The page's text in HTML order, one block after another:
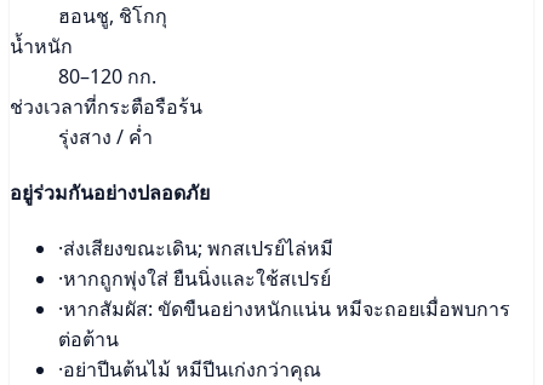
ฮอนชู, ชิโกกุ
น้ำหนัก
80–120 กก.
ช่วงเวลาที่กระตือรือร้น
รุ่งสาง / ค่ำ
อยู่ร่วมกันอย่างปลอดภัย
·ส่งเสียงขณะเดิน; พกสเปรย์ไล่หมี
·หากถูกพุ่งใส่ ยืนนิ่งและใช้สเปรย์
·หากสัมผัส: ขัดขืนอย่างหนักแน่น หมีจะถอยเมื่อพบการ
ต่อต้าน
·อย่าปีนต้นไม้ หมีปีนเก่งกว่าคุณ